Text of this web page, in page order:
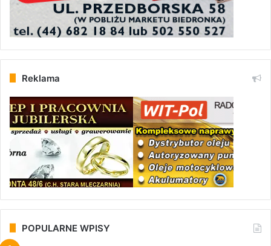
Reklama
POPULARNE WPISY